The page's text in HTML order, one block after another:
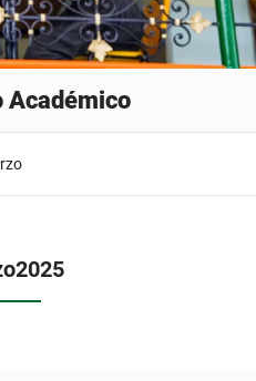
Académico
2025